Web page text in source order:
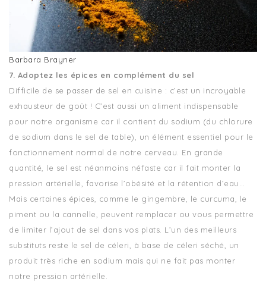
Barbara Brayner
7. Adoptez les épices en complément du sel
Difficile de se passer de sel en cuisine : c’est un incroyable
exhausteur de goût ! C’est aussi un aliment indispensable
pour notre organisme car il contient du sodium (du chlorure
de sodium dans le sel de table), un élément essentiel pour le
fonctionnement normal de notre cerveau. En grande
quantité, le sel est néanmoins néfaste car il fait monter la
pression artérielle, favorise l’obésité et la rétention d’eau…
Mais certaines épices, comme le gingembre, le curcuma, le
piment ou la cannelle, peuvent remplacer ou vous permettre
de limiter l’ajout de sel dans vos plats. L’un des meilleurs
substituts reste le sel de céleri, à base de céleri séché, un
produit très riche en sodium mais qui ne fait pas monter
notre pression artérielle.